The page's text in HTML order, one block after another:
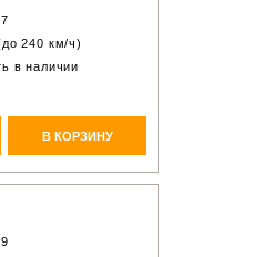
240 км/ч)
в наличии
В КОРЗИНУ